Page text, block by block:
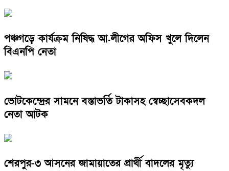
পঞ্চগড়ে কার্যক্রম নিষিদ্ধ আ.লীগের অফিস খুলে দিলেন
বিএনপি নেতা
ভোটকেন্দ্রের সামনে বস্তাভর্তি টাকাসহ স্বেচ্ছাসেবকদল
নেতা আটক
শেরপুর-৩ আসনের জামায়াতের প্রার্থী বাদলের মৃত্যু